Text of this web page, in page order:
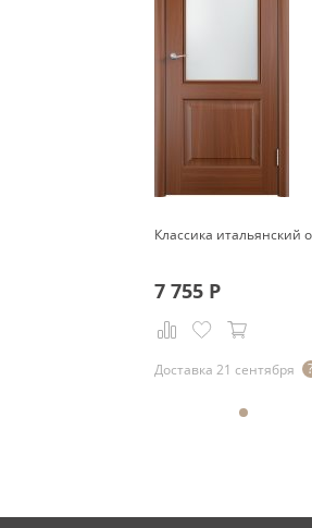
Классика итальянский
7 755Р
Доставка 21 сентября